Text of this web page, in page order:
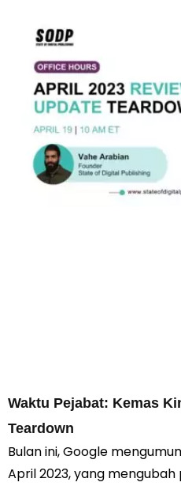
Waktu Pejabat: Kemas
Teardown
Bulan ini, Google
April 2023, yang